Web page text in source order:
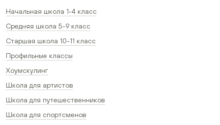
Начальная школа 1-4 класс
Средняя школа 5-9 класс
Старшая школа 10-11 класс
Профильные классы
Хоумскулинг
Школа для артистов
Школа для путешественников
Школа для спортсменов